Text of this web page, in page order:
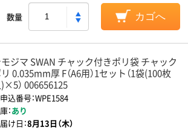
数量 カゴへ
ジマ SWAN チャック付きポリ袋 チャック
0.035mm厚 F（A6用）1セット（1袋(100枚
)×5） 006656125
込番号：WPE1584
：あり
け日：8月13日（木）